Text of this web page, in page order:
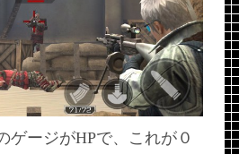
ゲージがHPで、これが０